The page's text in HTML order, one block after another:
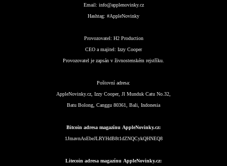
Email: info@applenovinky.cz
Hashtag: #AppleNovinky
Provozovatel: H2 Production
CEO a majitel: Izzy Cooper
Provozovatel je zapsán v živnostenském rejstříku.
Poštovní adresa:
AppleNovinky.cz, Izzy Cooper, Jl Munduk Catu No.32,
Batu Bolong, Canggu 80361, Bali, Indonesia
Bitcoin adresa magazínu AppleNovinky.cz:
1JmavnAsEbeJLRYHdB8t1dZNQCykQHNEQ8
Litecoin adresa magazínu AppleNovinky.cz: